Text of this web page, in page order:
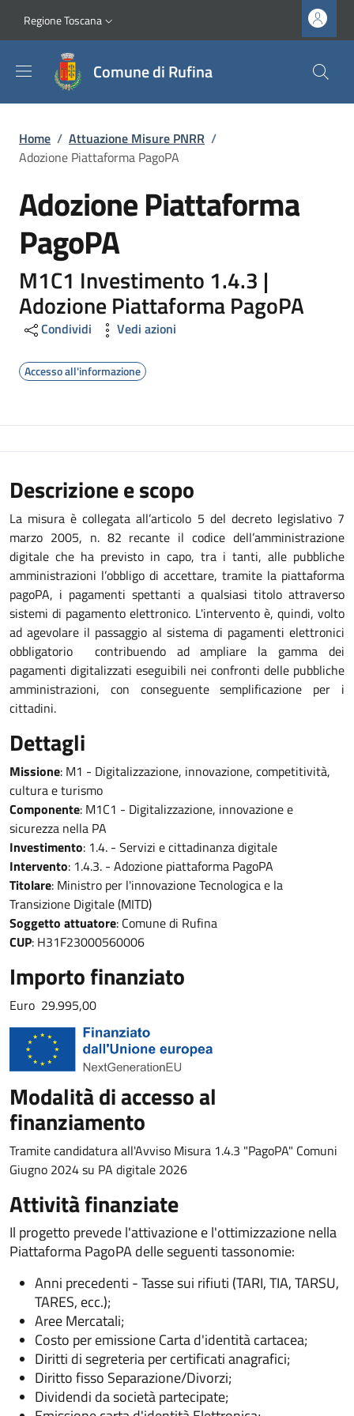
Slim top
Regione Toscana
Comune di Rufina
Briciole di pane
Home / Attuazione Misure PNRR /
Adozione Piattaforma PagoPA
Adozione Piattaforma
PagoPA
M1C1 Investimento 1.4.3 |
Adozione Piattaforma PagoPA
Condividi Vedi azioni
Accesso all'informazione
Descrizione e scopo
La misura è collegata all’articolo 5 del decreto legislativo 7
marzo 2005, n. 82 recante il codice dell’amministrazione
digitale che ha previsto in capo, tra i tanti, alle pubbliche
amministrazioni l’obbligo di accettare, tramite la piattaforma
pagoPA, i pagamenti spettanti a qualsiasi titolo attraverso
sistemi di pagamento elettronico. L'intervento è, quindi, volto
ad agevolare il passaggio al sistema di pagamenti elettronici
obbligatorio contribuendo ad ampliare la gamma dei
pagamenti digitalizzati eseguibili nei confronti delle pubbliche
amministrazioni, con conseguente semplificazione per i
cittadini.
Dettagli
Missione: M1 - Digitalizzazione, innovazione, competitività,
cultura e turismo
Componente: M1C1 - Digitalizzazione, innovazione e
sicurezza nella PA
Investimento: 1.4. - Servizi e cittadinanza digitale
Intervento: 1.4.3. - Adozione piattaforma PagoPA
Titolare: Ministro per l'innovazione Tecnologica e la
Transizione Digitale (MITD)
Soggetto attuatore: Comune di Rufina
CUP: H31F23000560006
Importo finanziato
Euro 29.995,00
Modalità di accesso al
finanziamento
Tramite candidatura all'Avviso Misura 1.4.3 "PagoPA" Comuni
Giugno 2024 su PA digitale 2026
Attività finanziate
Il progetto prevede l'attivazione e l'ottimizzazione nella
Piattaforma PagoPA delle seguenti tassonomie:
Anni precedenti - Tasse sui rifiuti (TARI, TIA, TARSU,
TARES, ecc.);
Aree Mercatali;
Costo per emissione Carta d'identità cartacea;
Diritti di segreteria per certificati anagrafici;
Diritto fisso Separazione/Divorzi;
Dividendi da società partecipate;